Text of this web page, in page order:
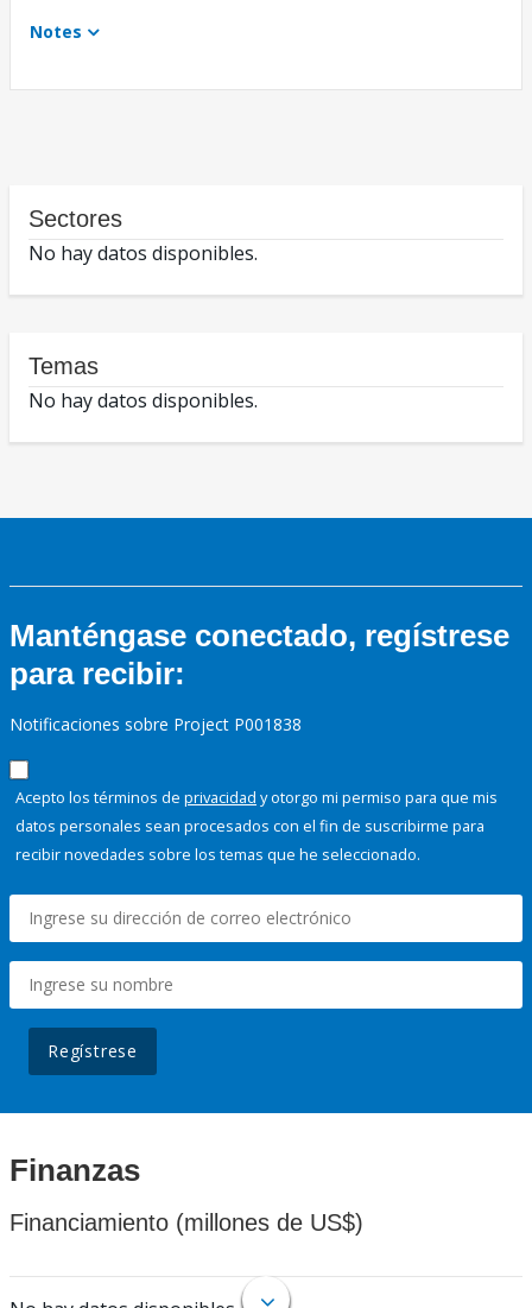
Notes
Sectores
No hay datos disponibles.
Temas
No hay datos disponibles.
Manténgase conectado, regístrese
para recibir:
Notificaciones sobre Project P001838
Acepto los términos de privacidad y otorgo mi permiso para que mis
datos personales sean procesados con el fin de suscribirme para
recibir novedades sobre los temas que he seleccionado.
Regístrese
Finanzas
Financiamiento (millones de US$)